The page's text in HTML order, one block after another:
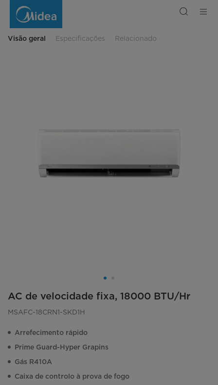
Conditioner
Visão geral Especificações Relacionado
AC de velocidade fixa, 18000 BTU/Hr
MSAFC-18CRN1-SKD1H
Arrefecimento rápido
Prime Guard-Hyper Grapins
Gás R410A
Caixa de controlo à prova de fogo